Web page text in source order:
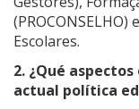
Escolares.
2. ¿Qué
actual política